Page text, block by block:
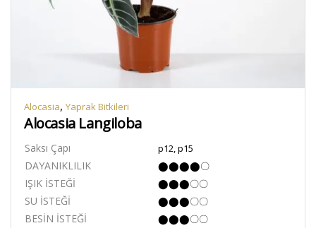
Alocasia, Yaprak Bitkileri
Alocasia Langiloba
Saksı Çapı p12, p15
DAYANIKLILIK ⬤⬤⬤⬤〇
IŞIK İSTEĞİ ⬤⬤⬤〇〇
SU İSTEĞİ ⬤⬤⬤〇〇
BESİN İSTEĞİ ⬤⬤⬤〇〇